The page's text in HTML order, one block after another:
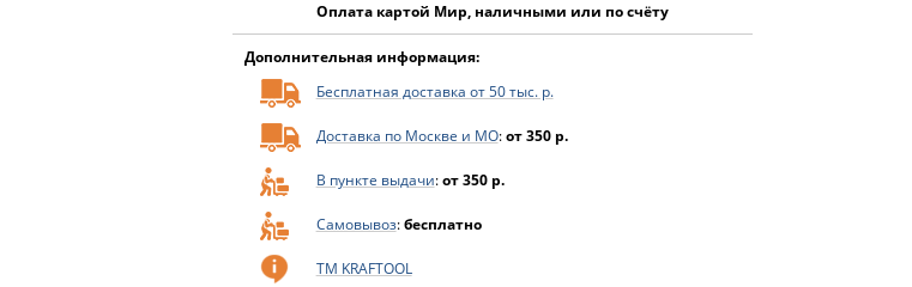
Оплата картой Мир, наличными или по счёту
Дополнительная информация:
Бесплатная доставка от 50 тыс. р.
Доставка по Москве и МО:от 350 р.
В пункте выдачи:от 350 р.
Самовывоз:бесплатно
ТМ KRAFTOOL